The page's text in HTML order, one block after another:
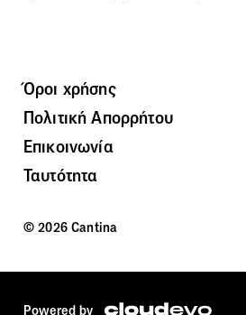
Όροι χρήσης
Πολιτική Απορρήτου
Επικοινωνία
Ταυτότητα
© 2026 Cantina
Powered by